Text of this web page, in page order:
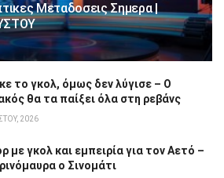
Μεταδοσεις Σημερα |
το γκολ, όμως δεν λύγισε – Ο
θα τα παίξει όλα στη ρεβάνς
2026
με γκολ και εμπειρία για τον Αετό –
ο Σινομάτι